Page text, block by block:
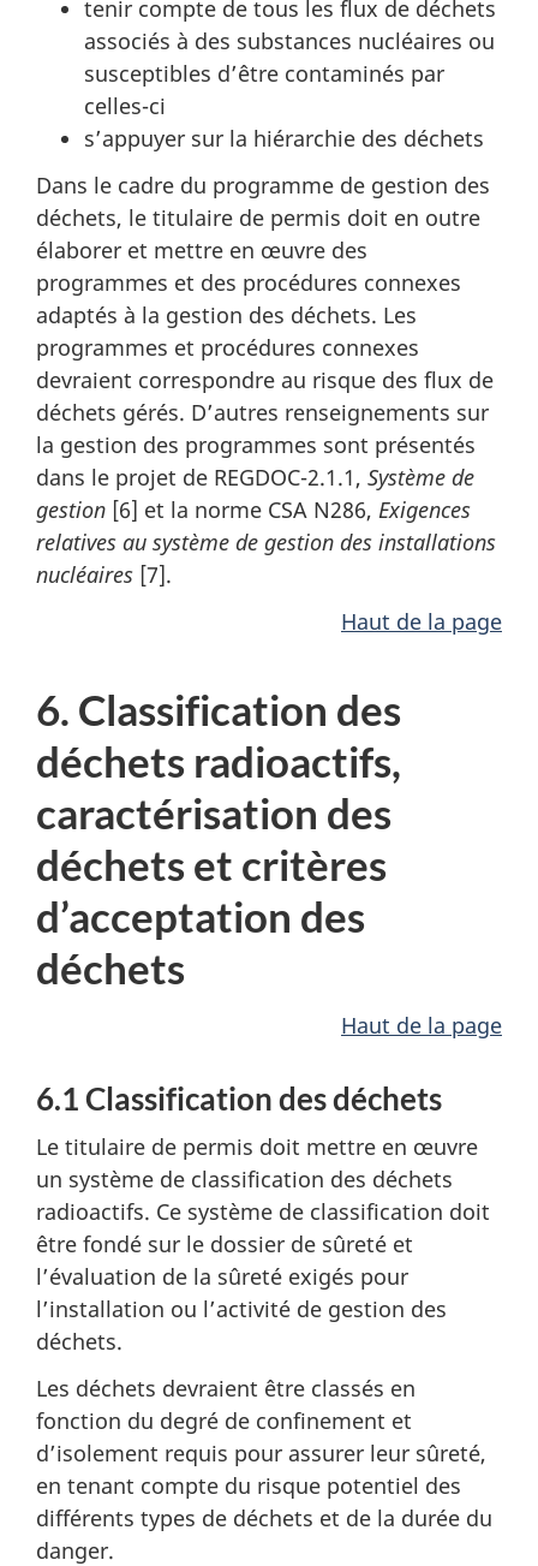
tenir compte de tous les flux de déchets
associés à des substances nucléaires ou
susceptibles d’être contaminés par
celles-ci
s’appuyer sur la hiérarchie des déchets
Dans le cadre du programme de gestion des
déchets, le titulaire de permis doit en outre
élaborer et mettre en œuvre des
programmes et des procédures connexes
adaptés à la gestion des déchets. Les
programmes et procédures connexes
devraient correspondre au risque des flux de
déchets gérés. D’autres renseignements sur
la gestion des programmes sont présentés
dans le projet de REGDOC-2.1.1, Système de
gestion [6] et la norme CSA N286, Exigences
relatives au système de gestion des installations
nucléaires [7].
Haut de la page
6. Classification des
déchets radioactifs,
caractérisation des
déchets et critères
d’acceptation des
déchets
Haut de la page
6.1 Classification des déchets
Le titulaire de permis doit mettre en œuvre
un système de classification des déchets
radioactifs. Ce système de classification doit
être fondé sur le dossier de sûreté et
l’évaluation de la sûreté exigés pour
l’installation ou l’activité de gestion des
déchets.
Les déchets devraient être classés en
fonction du degré de confinement et
d’isolement requis pour assurer leur sûreté,
en tenant compte du risque potentiel des
différents types de déchets et de la durée du
danger.